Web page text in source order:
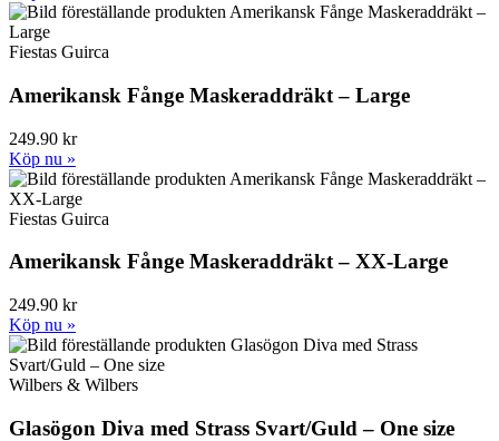
Fiestas Guirca
Amerikansk Fånge Maskeraddräkt – Large
249.90 kr
Köp nu »
Fiestas Guirca
Amerikansk Fånge Maskeraddräkt – XX-Large
249.90 kr
Köp nu »
Wilbers & Wilbers
Glasögon Diva med Strass Svart/Guld – One size